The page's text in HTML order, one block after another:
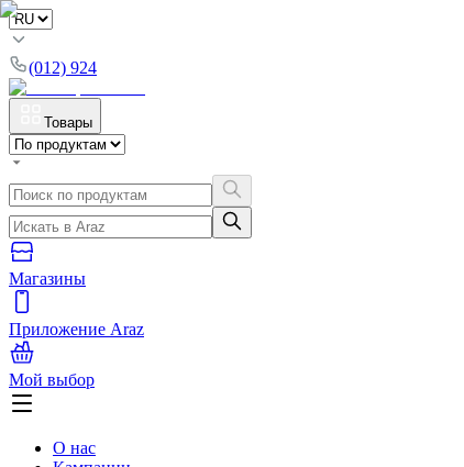
(012) 924
Товары
Магазины
Приложение Araz
Мой выбор
О нас